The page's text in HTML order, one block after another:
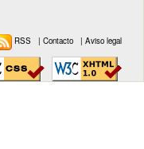
RSS |Contacto |Aviso legal